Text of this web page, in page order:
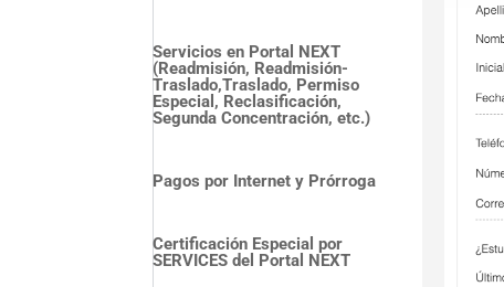
Servicios en Portal NEXT
(Readmisión, Readmisión-
Traslado,Traslado, Permiso
Especial, Reclasificación,
Segunda Concentración, etc.)
Pagos por Internet y Prórroga
Certificación Especial por
SERVICES del Portal NEXT